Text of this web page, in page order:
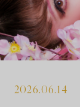
2026.06.14